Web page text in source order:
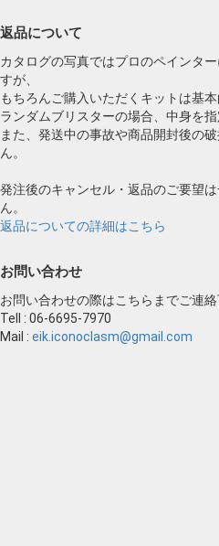
返品について
カタログの写真ではプロのペインタ
すが、
もちろんご購入いただくキットは基
ランダムブリスターの場合、中身を
また、発送中の事故や商品開封後の
ん。
発注後のキャンセル・返品のご要望
ん。
返品についての詳細はこちら
お問い合わせ
お問い合わせの際はこちらまでご連
Tell : 06-6695-7970
Mail : eik.iconoclasm@gmail.com